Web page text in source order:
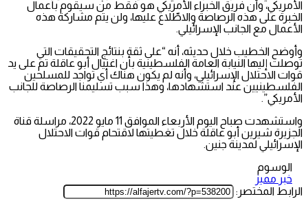
الأمريكي، وأن فريق الخبراء الأمريكي هو فقط من سيقوم بأعمال
الخبرة على هذه الرصاصة والاطّلاع عليها، ولن يتم مشاركة هذه
الأعمال مع الجانب الإسرائيلي.
وأوضح الخطيب خلال حديثه، أنه “على ثقة بنتائج التحقيقات التي
توصلت إليها النيابة العامة الفلسطينية بأن اغتيال أبو عاقلة تم على يد
قوات الاحتلال الإسرائيلي، وأنه لم يكون هناك أي تواجد للمسلحين
الفلسطينيين عند استشهادها، وهذا سبب تسليمنا الرصاصة للجانب
الأمريكي”.
واستشهدت صباح اليوم الأربعاء الموافق 11 مايو 2022، مراسلة قناة
الجزيرة شيرين أبو عاقلة خلال تغطيتها لاقتحام قوات الاحتلال
الإسرائيلي لمدينة جنين.
الوسوم
خبر مميز
الرابط المختصر: